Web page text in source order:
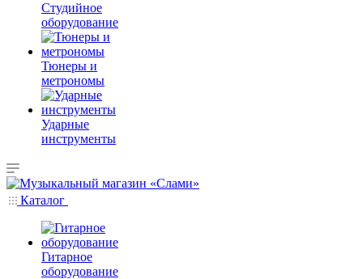
Студийное
оборудование
Тюнеры и
метрономы
Ударные
инструменты
Каталог
Гитарное
оборудование